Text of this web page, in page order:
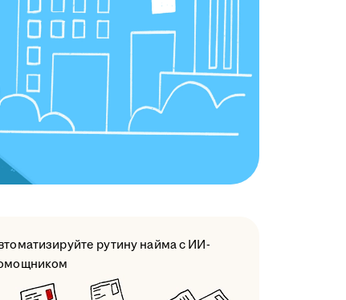
рутину найма с ИИ-